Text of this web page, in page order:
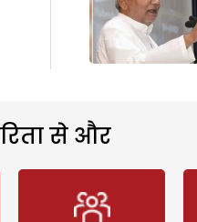
से और